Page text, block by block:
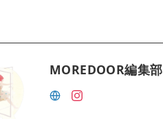
MOREDOOR編集部